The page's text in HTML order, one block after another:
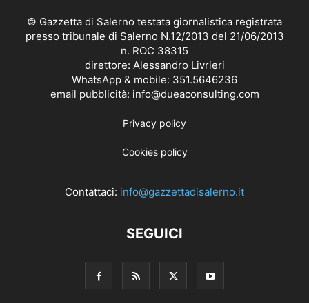
© Gazzetta di Salerno testata giornalistica registrata
presso tribunale di Salerno N.12/2013 del 21/06/2013
n. ROC 38315
direttore: Alessandro Livrieri
WhatsApp & mobile: 351.5646236
email pubblicità: info@dueaconsulting.com
Privacy policy
Cookies policy
Contattaci: info@gazzettadisalerno.it
SEGUICI